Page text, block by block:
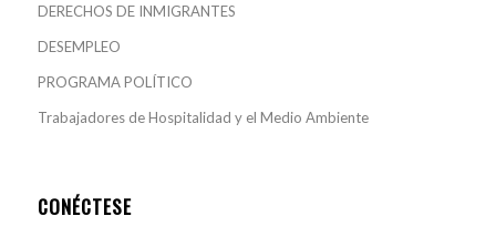
DERECHOS DE INMIGRANTES
DESEMPLEO
PROGRAMA POLÍTICO
Trabajadores de Hospitalidad y el Medio Ambiente
CONÉCTESE